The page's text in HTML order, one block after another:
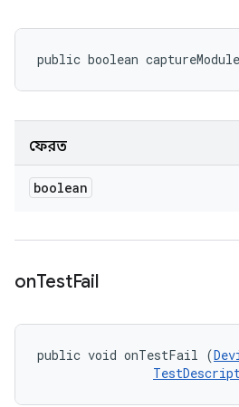
public boolean
ফেরত
boolean
onTestFail
public void onTestFail (